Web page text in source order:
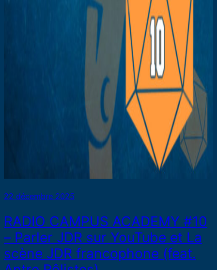
22 décembre 2025
RADIO CAMPUS ACADEMY #10
– Parler JDR sur YouTube et La
scène JDR francophone (feat.